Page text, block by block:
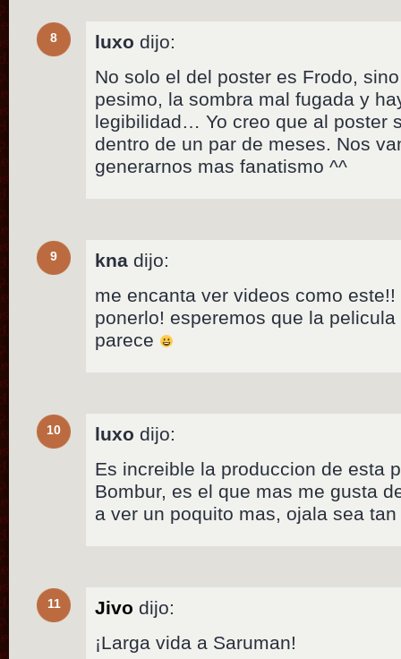
8 luxo dijo:
No solo el del poster es Frodo,
pesimo, la sombra mal fugada y
legibilidad… Yo creo que al poster
dentro de un par de meses. Nos
generarnos mas fanatismo ^^
9 kna dijo:
me encanta ver videos como
ponerlo! esperemos que la
parece
10 luxo dijo:
Es increible la produccion de esta
Bombur, es el que mas me gusta
a ver un poquito mas, ojala sea
11 Jivo dijo:
¡Larga vida a Saruman!